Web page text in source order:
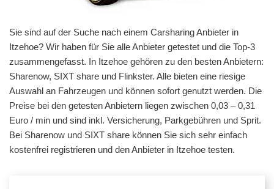
Sie sind auf der Suche nach einem Carsharing Anbieter in
Itzehoe? Wir haben für Sie alle Anbieter getestet und die Top-3
zusammengefasst. In Itzehoe gehören zu den besten Anbietern:
Sharenow, SIXT share und Flinkster. Alle bieten eine riesige
Auswahl an Fahrzeugen und können sofort genutzt werden. Die
Preise bei den getesten Anbietern liegen zwischen 0,03 – 0,31
Euro / min und sind inkl. Versicherung, Parkgebühren und Sprit.
Bei Sharenow und SIXT share können Sie sich sehr einfach
kostenfrei registrieren und den Anbieter in Itzehoe testen.